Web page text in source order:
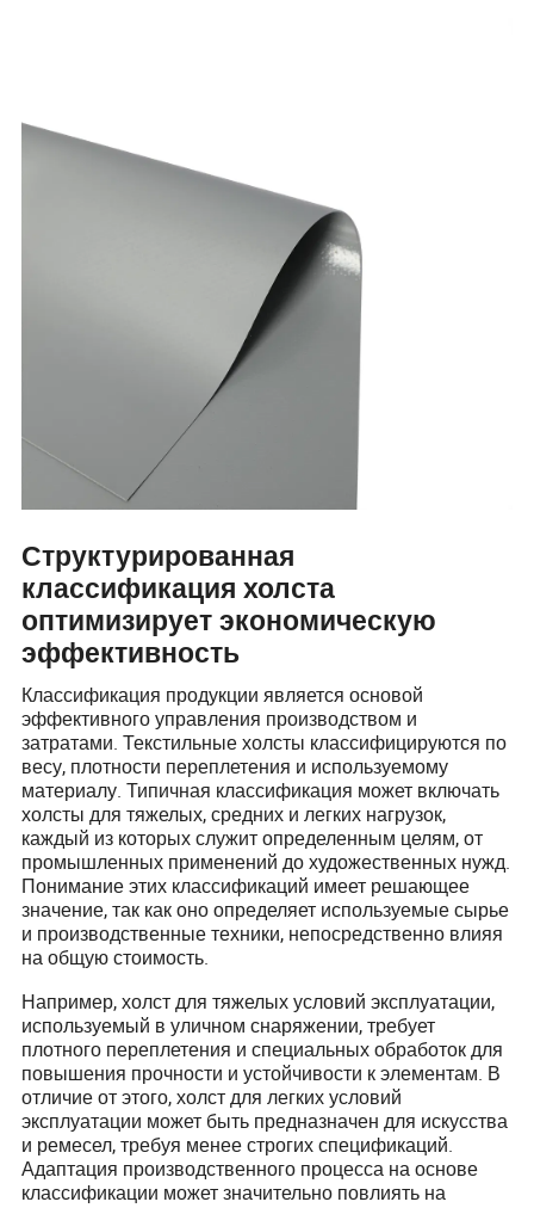
Структурированная
классификация холста
оптимизирует экономическую
эффективность
Классификация продукции является основой
эффективного управления производством и
затратами. Текстильные холсты классифицируются по
весу, плотности переплетения и используемому
материалу. Типичная классификация может включать
холсты для тяжелых, средних и легких нагрузок,
каждый из которых служит определенным целям, от
промышленных применений до художественных нужд.
Понимание этих классификаций имеет решающее
значение, так как оно определяет используемые сырье
и производственные техники, непосредственно влияя
на общую стоимость.
Например, холст для тяжелых условий эксплуатации,
используемый в уличном снаряжении, требует
плотного переплетения и специальных обработок для
повышения прочности и устойчивости к элементам. В
отличие от этого, холст для легких условий
эксплуатации может быть предназначен для искусства
и ремесел, требуя менее строгих спецификаций.
Адаптация производственного процесса на основе
классификации может значительно повлиять на